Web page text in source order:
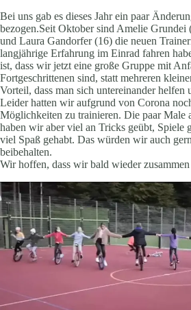
Bei uns gab es dieses Jahr ein paar
bezogen.Seit Oktober sind Amelie Grundei
und Laura Gandorfer (16) die neuen
langjährige Erfahrung im Einrad fahren
ist, dass wir jetzt eine große Gruppe mit
Fortgeschrittenen sind, statt mehreren
Vorteil, dass man sich untereinander helfen
Leider hatten wir aufgrund von Corona
Möglichkeiten zu trainieren. Die paar Male
haben wir aber viel an Tricks geübt, Spiele
viel Spaß gehabt. Das würden wir auch
beibehalten.
Wir hoffen, dass wir bald wieder